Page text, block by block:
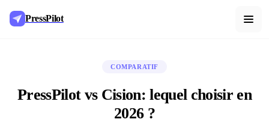
PressPilot
COMPARATIF
PressPilot vs Cision: lequel choisir en
2026 ?